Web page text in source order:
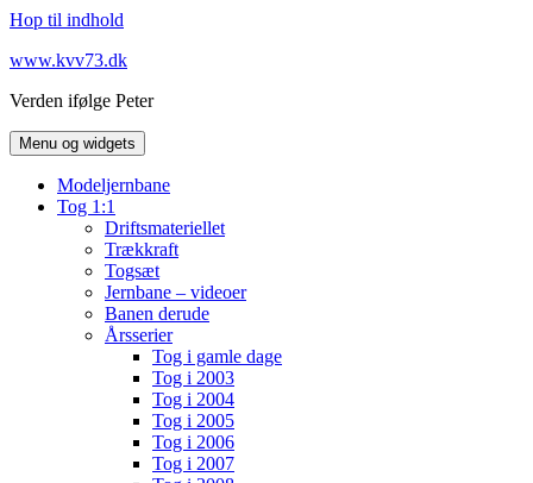
Hop til indhold
www.kvv73.dk
Verden ifølge Peter
Menu og widgets
Modeljernbane
Tog 1:1
Driftsmateriellet
Trækkraft
Togsæt
Jernbane – videoer
Banen derude
Årsserier
Tog i gamle dage
Tog i 2003
Tog i 2004
Tog i 2005
Tog i 2006
Tog i 2007